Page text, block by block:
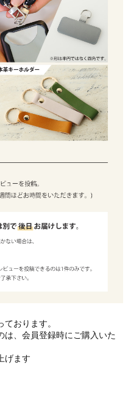
おります。
は、会員登録時にご購入いた
げます